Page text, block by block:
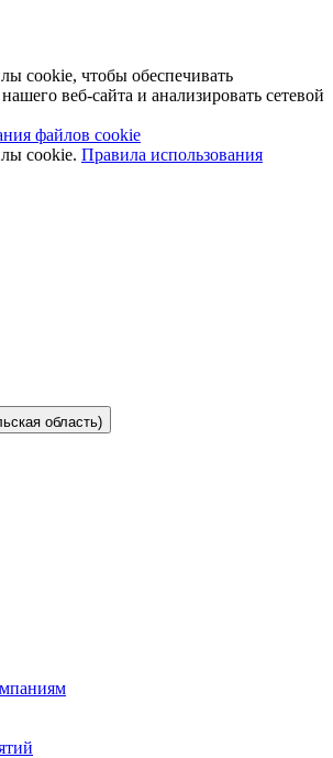
cookie, чтобы обеспечивать
веб-сайта и анализировать сетевой
файлов cookie
cookie. Правила использования
область)